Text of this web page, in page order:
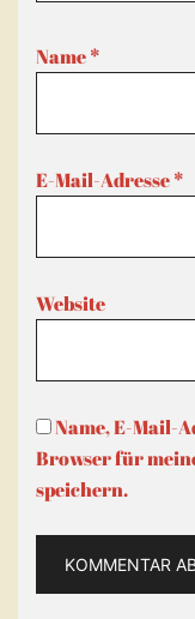
Name*
E-Mail-Adresse*
Website
Name, E-Mail-
Browser für
speichern.